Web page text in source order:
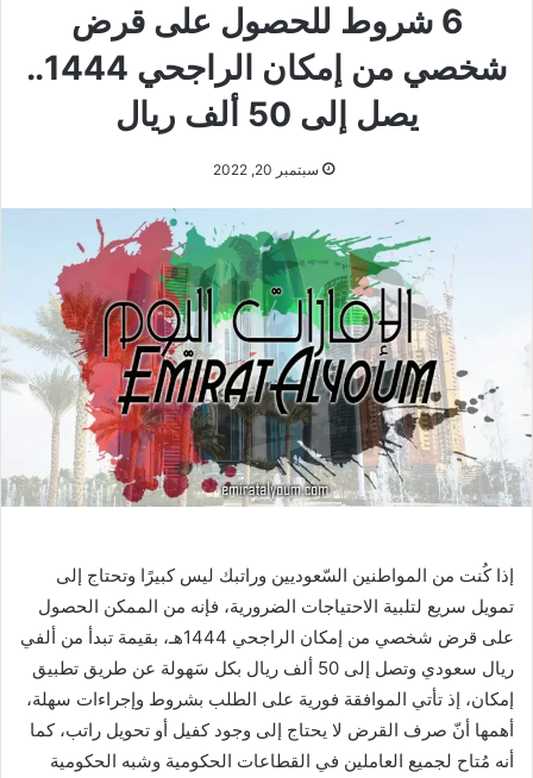
6 شروط للحصول على قرض
شخصي من إمكان الراجحي 1444..
يصل إلى 50 ألف ريال
سبتمبر 20, 2022
إذا كُنت من المواطنين السّعوديين وراتبك ليس كبيرًا وتحتاج إلى
تمويل سريع لتلبية الاحتياجات الضرورية، فإنه من الممكن الحصول
على قرض شخصي من إمكان الراجحي 1444هـ، بقيمة تبدأ من ألفي
ريال سعودي وتصل إلى 50 ألف ريال بكل سَهولة عن طريق تطبيق
إمكان، إذ تأتي الموافقة فورية على الطلب بشروط وإجراءات سهلة،
أهمها أنّ صرف القرض لا يحتاج إلى وجود كفيل أو تحويل راتب، كما
أنه مُتاح لجميع العاملين في القطاعات الحكومية وشبه الحكومية